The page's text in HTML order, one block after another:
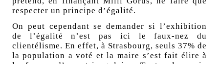
respecter un principe d’égalité.
On peut cependant se demander si l’exhibition
de l’égalité n’est pas ici le faux-nez du
clientélisme. En effet, à Strasbourg, seuls 37% de
la population a voté et la maire s’est fait élire à